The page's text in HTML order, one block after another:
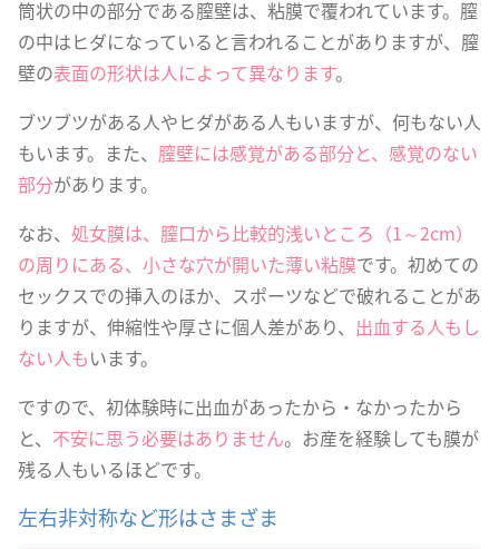
筒状の中の部分である膣壁は、粘膜で覆われています。膣
の中はヒダになっていると言われることがありますが、膣
壁の表面の形状は人によって異なります。
ブツブツがある人やヒダがある人もいますが、何もない人
もいます。また、 膣壁には感覚がある部分と、感覚のない
部分があります。
なお、 処女膜は、膣口から比較的浅いところ（1～2cm）
の周りにある、小さな穴が開いた薄い粘膜です。初めての
セックスでの挿入のほか、スポーツなどで破れることがあ
りますが、伸縮性や厚さに個人差があり、 出血する人もし
ない人もいます。
ですので、初体験時に出血があったから・なかったから
と、 不安に思う必要はありません。お産を経験しても膜が
残る人もいるほどです。
左右非対称など形はさまざま